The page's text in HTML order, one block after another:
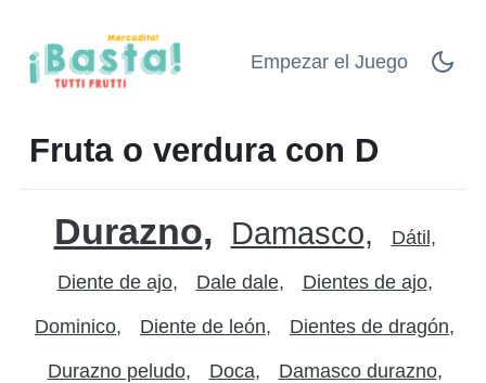
Empezar el Juego
Fruta o verdura con D
Durazno Damasco Dátil
Diente de ajo Dale dale Dientes de ajo
Dominico Diente de león Dientes de dragón
Durazno peludo Doca Damasco durazno